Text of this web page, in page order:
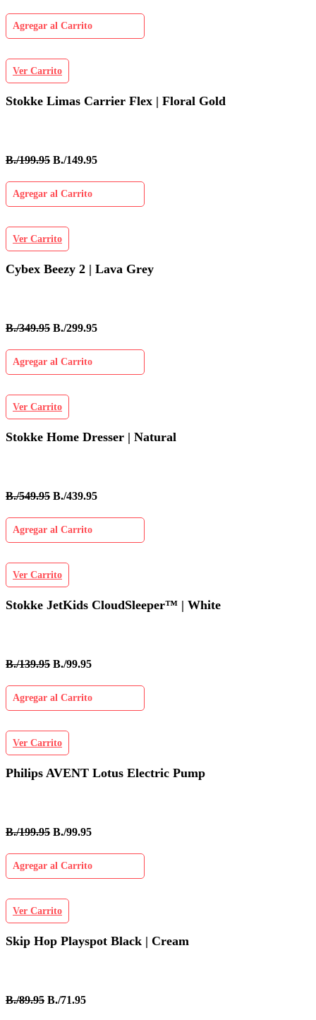
Agregar al Carrito
Ver Carrito
Stokke Limas Carrier Flex | Floral Gold
B./199.95 B./149.95
Agregar al Carrito
Ver Carrito
Cybex Beezy 2 | Lava Grey
B./349.95 B./299.95
Agregar al Carrito
Ver Carrito
Stokke Home Dresser | Natural
B./549.95 B./439.95
Agregar al Carrito
Ver Carrito
Stokke JetKids CloudSleeper™ | White
B./139.95 B./99.95
Agregar al Carrito
Ver Carrito
Philips AVENT Lotus Electric Pump
B./199.95 B./99.95
Agregar al Carrito
Ver Carrito
Skip Hop Playspot Black | Cream
B./89.95 B./71.95